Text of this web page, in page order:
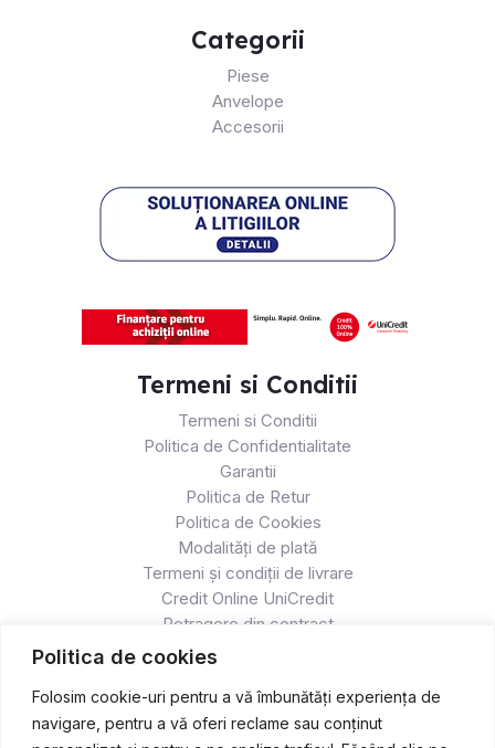
Politica de cookies
Folosim cookie-uri pentru a vă îmbunătăți experiența de
navigare, pentru a vă oferi reclame sau conținut
Categorii
Piese
Anvelope
Accesorii
Termeni si Conditii
Termeni si Conditii
Politica de Confidentialitate
Garantii
Politica de Retur
Politica de Cookies
Modalități de plată
Termeni și condiții de livrare
Credit Online UniCredit
Retragere din contract